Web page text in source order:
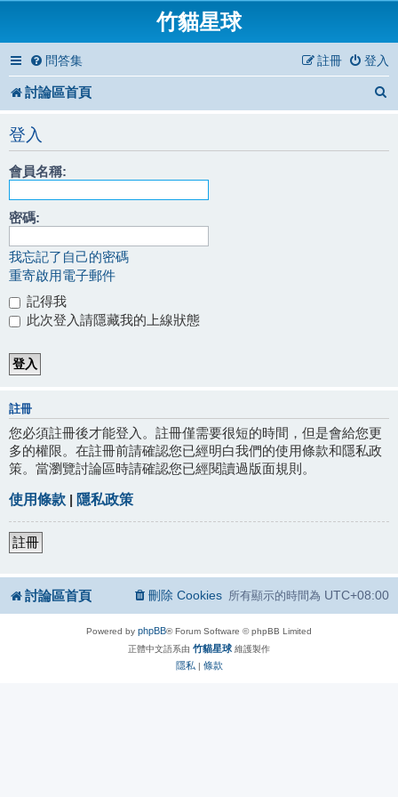
竹貓星球
問答集 登入
註冊
討論區首頁
登入
會員名稱:
密碼:
我忘記了自己的密碼
重寄啟用電子郵件
記得我
此次登入請隱藏我的上線狀態
註冊
您必須註冊後才能登入。註冊僅需要很短的時間，但是會給您更
多的權限。在註冊前請確認您已經明白我們的使用條款和隱私政
策。當瀏覽討論區時請確認您已經閱讀過版面規則。
使用條款 | 隱私政策
註冊
討論區首頁 所有顯示的時間為 UTC+08:00
刪除 Cookies
Powered by phpBB® Forum Software © phpBB Limited
正體中文語系由 竹貓星球 維護製作
隱私 | 條款